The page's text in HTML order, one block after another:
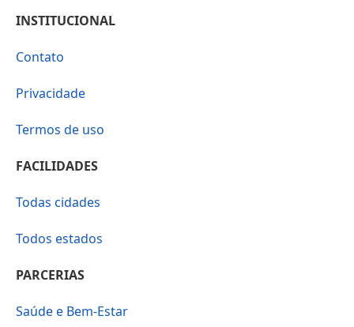
INSTITUCIONAL
Contato
Privacidade
Termos de uso
FACILIDADES
Todas cidades
Todos estados
PARCERIAS
Saúde e Bem-Estar